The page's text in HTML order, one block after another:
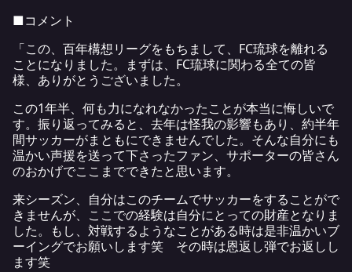
■コメント
「この、百年構想リーグをもちまして、FC琉球を離れる
ことになりました。まずは、FC琉球に関わる全ての皆
様、ありがとうございました。
この1年半、何も力になれなかったことが本当に悔しいで
す。振り返ってみると、去年は怪我の影響もあり、約半年
間サッカーがまともにできませんでした。そんな自分にも
温かい声援を送って下さったファン、サポーターの皆さん
のおかげでここまでできたと思います。
来シーズン、自分はこのチームでサッカーをすることがで
きませんが、ここでの経験は自分にとっての財産となりま
した。もし、対戦するようなことがある時は是非温かいブ
ーイングでお願いします笑 その時は恩返し弾でお返しし
ます笑